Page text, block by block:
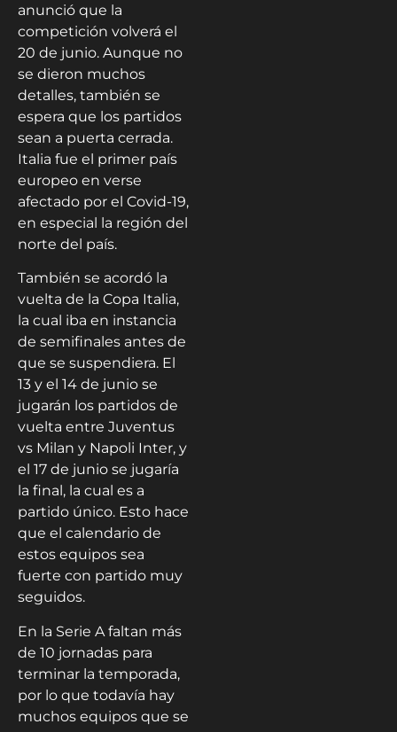
anunció que la
competición volverá el
20 de junio. Aunque no
se dieron muchos
detalles, también se
espera que los partidos
sean a puerta cerrada.
Italia fue el primer país
europeo en verse
afectado por el Covid-19,
en especial la región del
norte del país.
También se acordó la
vuelta de la Copa Italia,
la cual iba en instancia
de semifinales antes de
que se suspendiera. El
13 y el 14 de junio se
jugarán los partidos de
vuelta entre Juventus
vs Milan y Napoli Inter, y
el 17 de junio se jugaría
la final, la cual es a
partido único. Esto hace
que el calendario de
estos equipos sea
fuerte con partido muy
seguidos.
En la Serie A faltan más
de 10 jornadas para
terminar la temporada,
por lo que todavía hay
muchos equipos que se